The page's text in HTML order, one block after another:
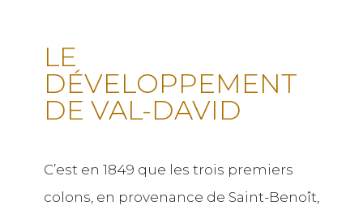
LE
DÉVELOPPEMENT
DE VAL-DAVID
C’est en 1849 que les trois premiers
colons, en provenance de Saint-Benoît,